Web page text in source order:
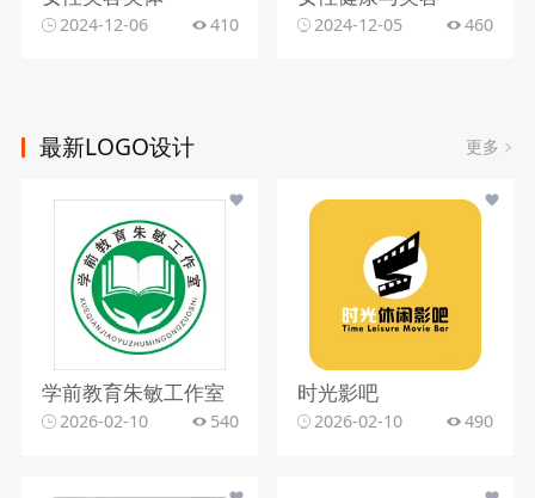
2024-12-06 410 2024-12-05 460
最新LOGO设计 更多
学前教育朱敏工作室
2026-02-10 540
时光影吧
2026-02-10 490